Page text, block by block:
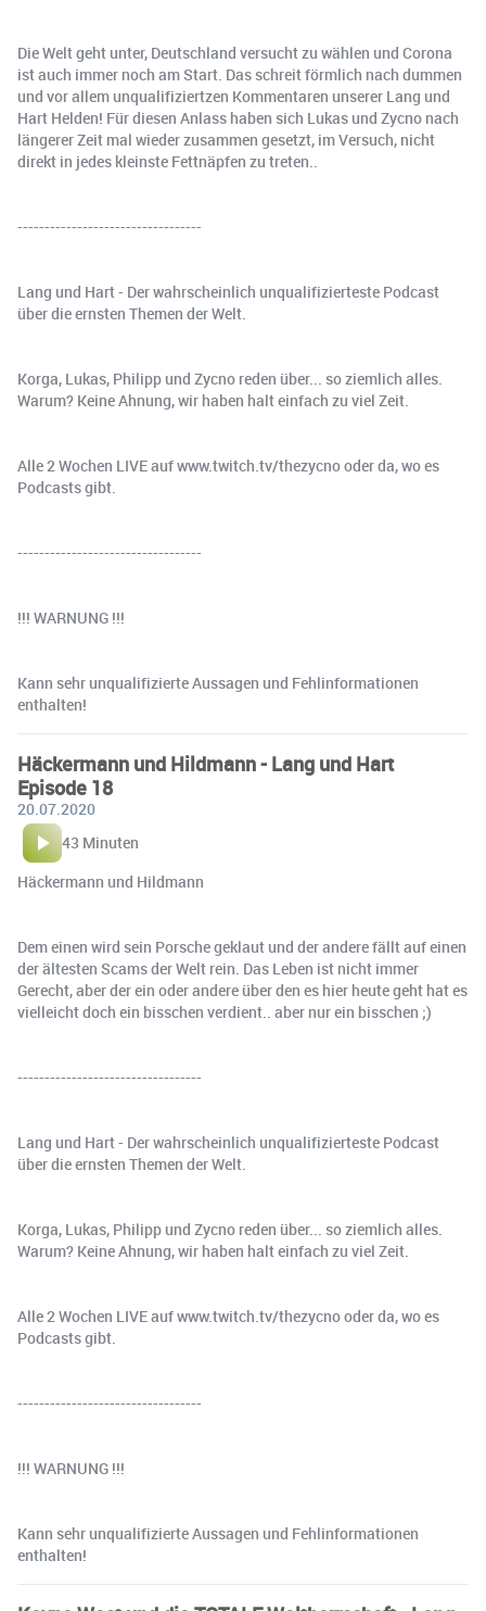
Die Welt geht unter, Deutschland versucht zu wählen und Corona
ist auch immer noch am Start. Das schreit förmlich nach dummen
und vor allem unqualifiziertzen Kommentaren unserer Lang und
Hart Helden! Für diesen Anlass haben sich Lukas und Zycno nach
längerer Zeit mal wieder zusammen gesetzt, im Versuch, nicht
direkt in jedes kleinste Fettnäpfen zu treten..
----------------------------------
Lang und Hart - Der wahrscheinlich unqualifizierteste Podcast
über die ernsten Themen der Welt.
Korga, Lukas, Philipp und Zycno reden über... so ziemlich alles.
Warum? Keine Ahnung, wir haben halt einfach zu viel Zeit.
Alle 2 Wochen LIVE auf www.twitch.tv/thezycno oder da, wo es
Podcasts gibt.
----------------------------------
!!! WARNUNG !!!
Kann sehr unqualifizierte Aussagen und Fehlinformationen
enthalten!
Häckermann und Hildmann - Lang und Hart
Episode 18
20.07.2020
43 Minuten
Häckermann und Hildmann
Dem einen wird sein Porsche geklaut und der andere fällt auf einen
der ältesten Scams der Welt rein. Das Leben ist nicht immer
Gerecht, aber der ein oder andere über den es hier heute geht hat es
vielleicht doch ein bisschen verdient.. aber nur ein bisschen ;)
----------------------------------
Lang und Hart - Der wahrscheinlich unqualifizierteste Podcast
über die ernsten Themen der Welt.
Korga, Lukas, Philipp und Zycno reden über... so ziemlich alles.
Warum? Keine Ahnung, wir haben halt einfach zu viel Zeit.
Alle 2 Wochen LIVE auf www.twitch.tv/thezycno oder da, wo es
Podcasts gibt.
----------------------------------
!!! WARNUNG !!!
Kann sehr unqualifizierte Aussagen und Fehlinformationen
enthalten!